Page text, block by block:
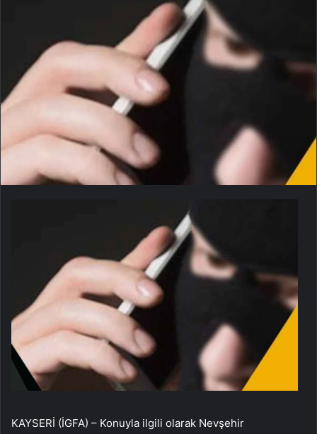
KAYSERİ (İGFA) – Konuyla ilgili olarak Nevşehir